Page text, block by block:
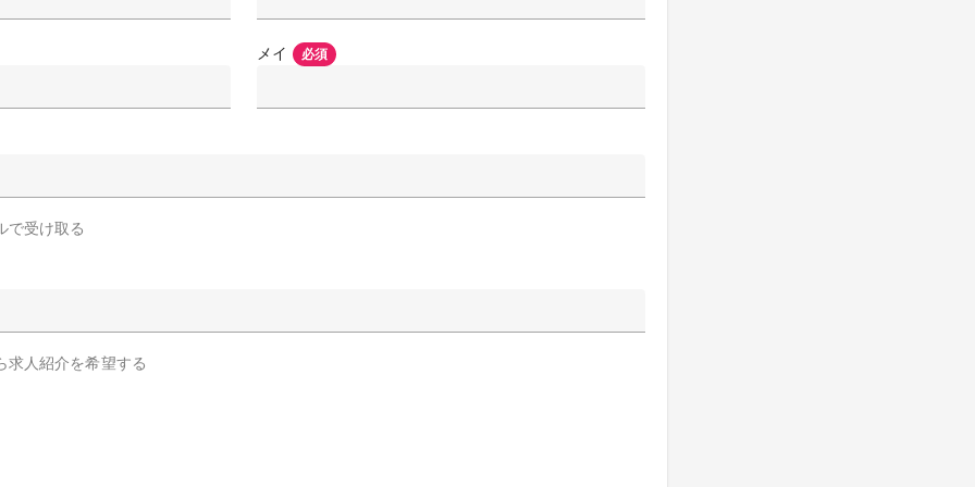
メイ 必須
で受け取る
求人紹介を希望する